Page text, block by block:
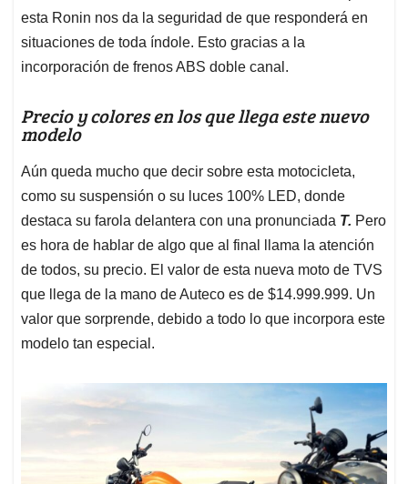
esta Ronin nos da la seguridad de que responderá en
situaciones de toda índole. Esto gracias a la
incorporación de frenos ABS doble canal.
Precio y colores en los que llega este nuevo
modelo
Aún queda mucho que decir sobre esta motocicleta,
como su suspensión o su luces 100% LED, donde
destaca su farola delantera con una pronunciada T. Pero
es hora de hablar de algo que al final llama la atención
de todos, su precio. El valor de esta nueva moto de TVS
que llega de la mano de Auteco es de $14.999.999. Un
valor que sorprende, debido a todo lo que incorpora este
modelo tan especial.